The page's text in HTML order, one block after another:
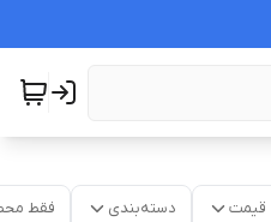
قیمت دسته‌بندی فقط